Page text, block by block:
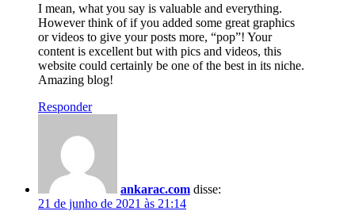
I mean, what you say is valuable and everything.
However think of if you added some great graphics
or videos to give your posts more, “pop”! Your
content is excellent but with pics and videos, this
website could certainly be one of the best in its niche.
Amazing blog!
Responder
ankarac.com disse:
21 de junho de 2021 às 21:14